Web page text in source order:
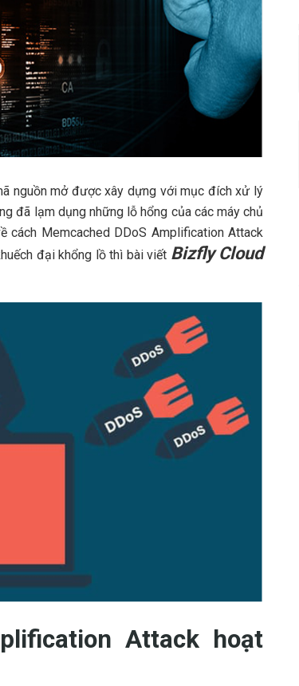
nguồn mở được xây dựng với mục đích xử lý
đã lạm dụng những lỗ hổng của các máy chủ
cách Memcached DDoS Amplification Attack
đại khổng lồ thì bài viết Bizfly Cloud
Attack hoạt